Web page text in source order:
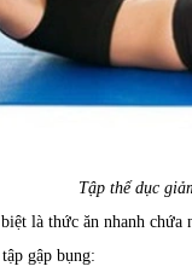
Tập thể dục
là thức ăn nhanh
gập bụng: